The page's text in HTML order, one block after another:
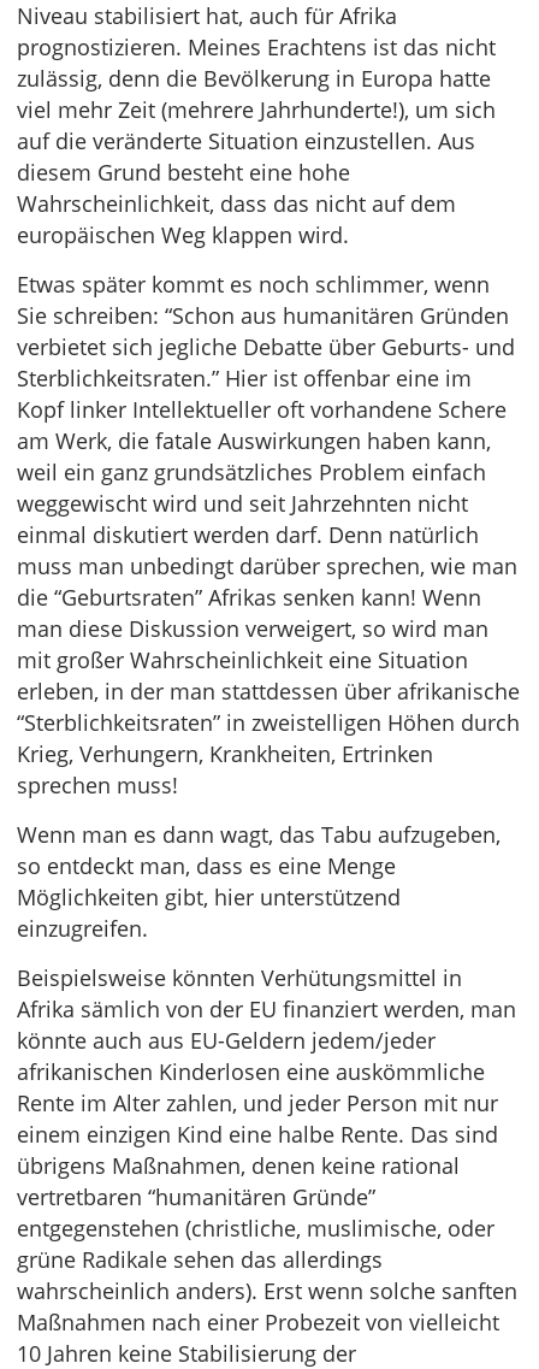
Niveau stabilisiert hat, auch für Afrika
prognostizieren. Meines Erachtens ist das nicht
zulässig, denn die Bevölkerung in Europa hatte
viel mehr Zeit (mehrere Jahrhunderte!), um sich
auf die veränderte Situation einzustellen. Aus
diesem Grund besteht eine hohe
Wahrscheinlichkeit, dass das nicht auf dem
europäischen Weg klappen wird.
Etwas später kommt es noch schlimmer, wenn
Sie schreiben: “Schon aus humanitären Gründen
verbietet sich jegliche Debatte über Geburts- und
Sterblichkeitsraten.” Hier ist offenbar eine im
Kopf linker Intellektueller oft vorhandene Schere
am Werk, die fatale Auswirkungen haben kann,
weil ein ganz grundsätzliches Problem einfach
weggewischt wird und seit Jahrzehnten nicht
einmal diskutiert werden darf. Denn natürlich
muss man unbedingt darüber sprechen, wie man
die “Geburtsraten” Afrikas senken kann! Wenn
man diese Diskussion verweigert, so wird man
mit großer Wahrscheinlichkeit eine Situation
erleben, in der man stattdessen über afrikanische
“Sterblichkeitsraten” in zweistelligen Höhen durch
Krieg, Verhungern, Krankheiten, Ertrinken
sprechen muss!
Wenn man es dann wagt, das Tabu aufzugeben,
so entdeckt man, dass es eine Menge
Möglichkeiten gibt, hier unterstützend
einzugreifen.
Beispielsweise könnten Verhütungsmittel in
Afrika sämlich von der EU finanziert werden, man
könnte auch aus EU-Geldern jedem/jeder
afrikanischen Kinderlosen eine auskömmliche
Rente im Alter zahlen, und jeder Person mit nur
einem einzigen Kind eine halbe Rente. Das sind
übrigens Maßnahmen, denen keine rational
vertretbaren “humanitären Gründe”
entgegenstehen (christliche, muslimische, oder
grüne Radikale sehen das allerdings
wahrscheinlich anders). Erst wenn solche sanften
Maßnahmen nach einer Probezeit von vielleicht
10 Jahren keine Stabilisierung der